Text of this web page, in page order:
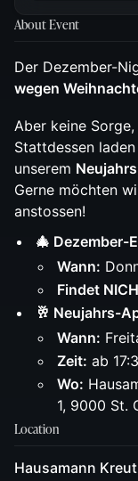
About Event
Der Dezember-
wegen
Aber keine
Stattdessen
unserem
Gerne möchten
anstossen!
🎄 Dezember-
Wann:
Findet
🥂 Neujahrs-
Wann:
Zeit: ab
Wo:
1, 9000 St.
Location
Hausamann